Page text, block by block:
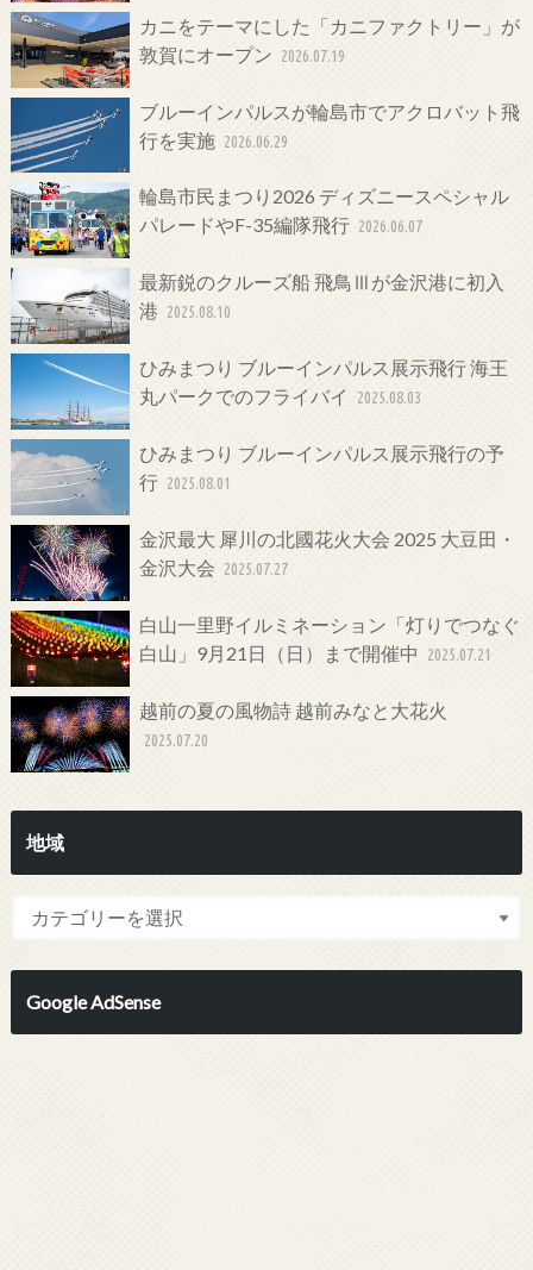
カニをテーマにした「カニファクトリー」が
敦賀にオープン 2026.07.19
ブルーインパルスが輪島市でアクロバット飛
行を実施 2026.06.29
輪島市民まつり2026 ディズニースペシャル
パレードやF-35編隊飛行 2026.06.07
最新鋭のクルーズ船 飛鳥Ⅲが金沢港に初入
港 2025.08.10
ひみまつり ブルーインパルス展示飛行 海王
丸パークでのフライバイ
2025.08.03
ひみまつり ブルーインパルス展示飛行の予
行 2025.08.01
金沢最大 犀川の北國花火大会 2025 大豆田・
金沢大会 2025.07.27
白山一里野イルミネーション「灯りでつなぐ
白山」9月21日（日）まで開催中
2025.07.21
越前の夏の風物詩 越前みなと大花火
2025.07.20
地域
Google AdSense